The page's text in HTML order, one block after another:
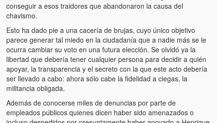
conseguir a esos traidores que abandonaron la causa del
chavismo.
Esto ha dado pie a una cacería de brujas, cuyo único objetivo
parece generar tal miedo en la ciudadanía que a nadie más se le
ocurra cambiar su voto en una futura elección. Se olvidó ya la
libertad que debería tener cualquier persona para decidir a quién
apoyar, la transparencia y el secreto con la que este acto debería
ser llevado a cabo: ahora sólo cabe la fidelidad a ciegas, la
militancia obligada.
Además de conocerse miles de denuncias por parte de
empleados públicos quienes dicen haber sido amenazados o